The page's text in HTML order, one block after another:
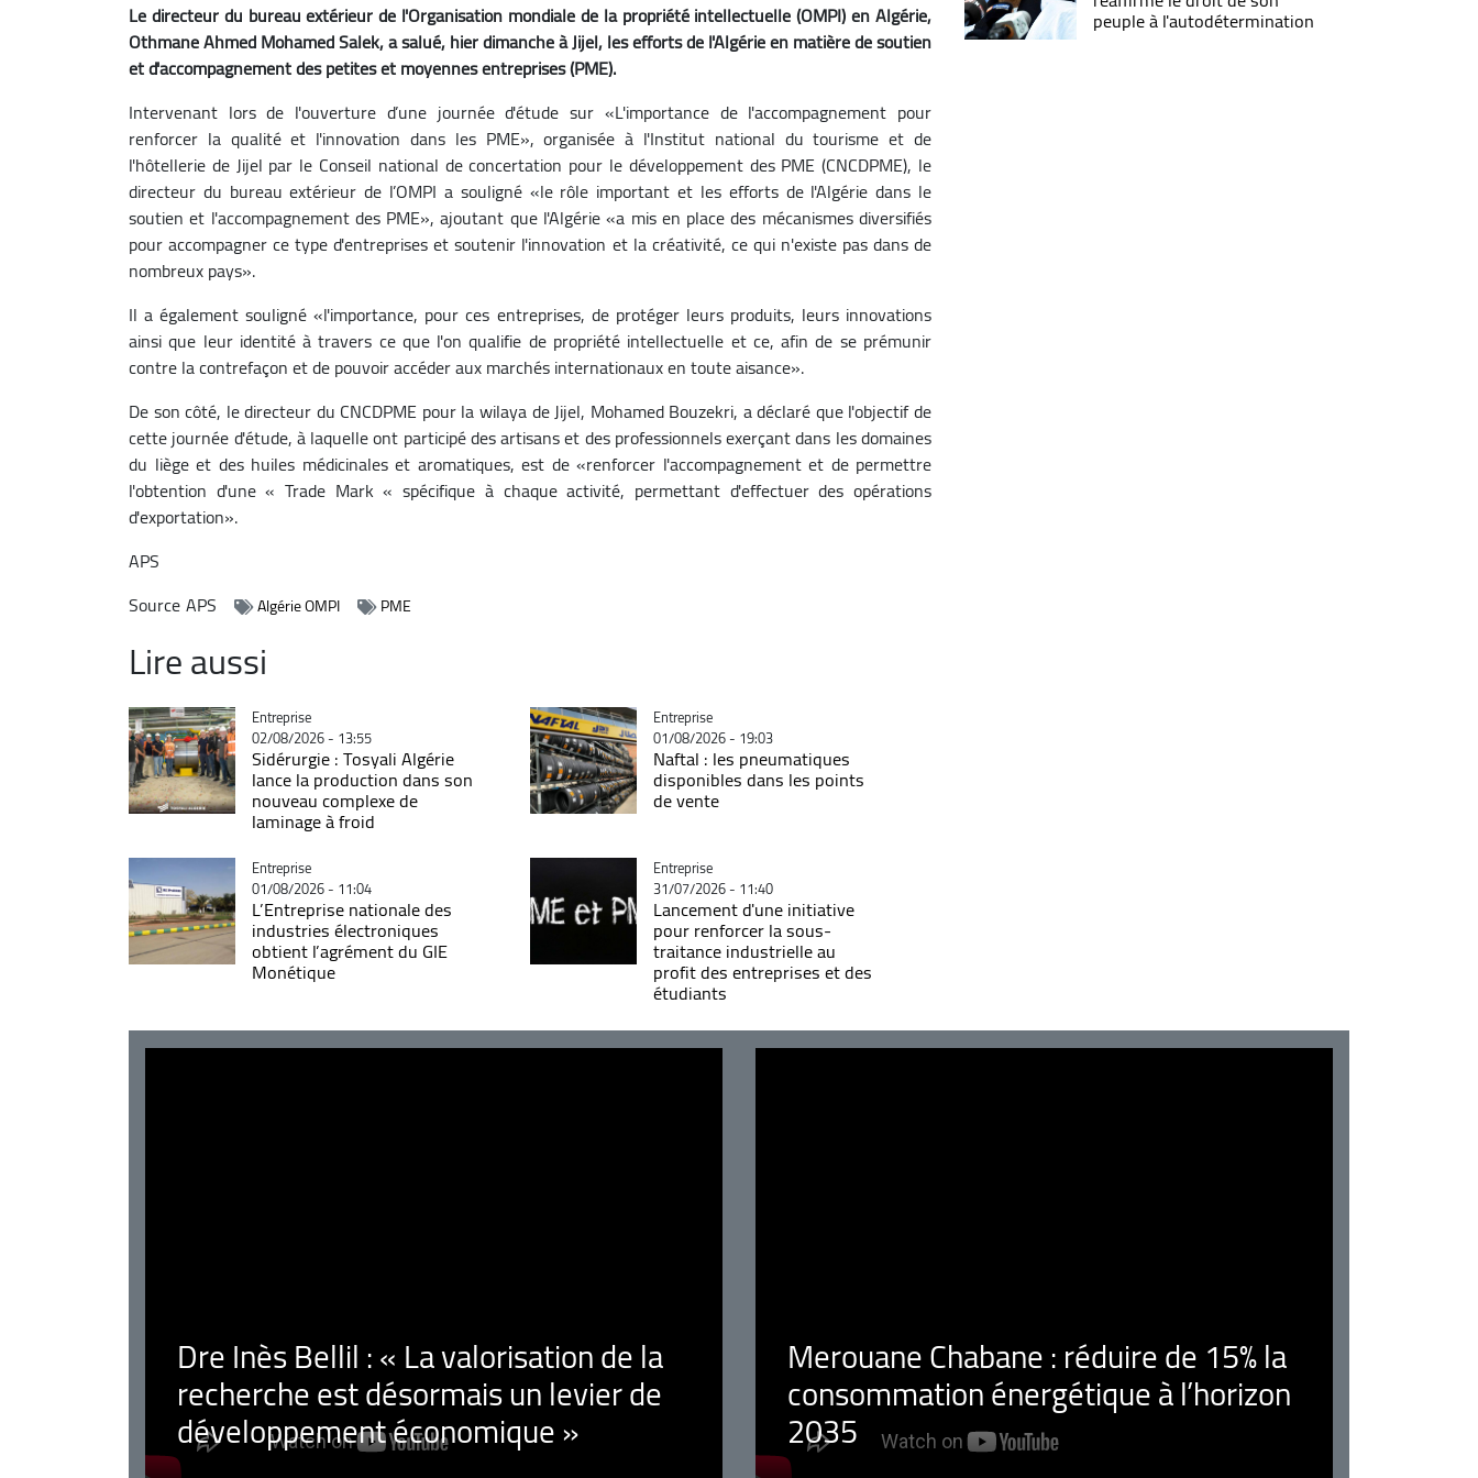
Le directeur du bureau extérieur de l'Organisation mondiale de la propriété intellectuelle (OMPI) en Algérie,
Othmane Ahmed Mohamed Salek, a salué, hier dimanche à Jijel, les efforts de l'Algérie en matière de soutien
et d'accompagnement des petites et moyennes entreprises (PME).
Intervenant lors de l'ouverture d’une journée d'étude sur «L'importance de l'accompagnement pour
renforcer la qualité et l'innovation dans les PME», organisée à l'Institut national du tourisme et de
l'hôtellerie de Jijel par le Conseil national de concertation pour le développement des PME (CNCDPME), le
directeur du bureau extérieur de l’OMPI a souligné «le rôle important et les efforts de l'Algérie dans le
soutien et l'accompagnement des PME», ajoutant que l'Algérie «a mis en place des mécanismes diversifiés
pour accompagner ce type d'entreprises et soutenir l'innovation et la créativité, ce qui n'existe pas dans de
nombreux pays».
Il a également souligné «l'importance, pour ces entreprises, de protéger leurs produits, leurs innovations
ainsi que leur identité à travers ce que l'on qualifie de propriété intellectuelle et ce, afin de se prémunir
contre la contrefaçon et de pouvoir accéder aux marchés internationaux en toute aisance».
De son côté, le directeur du CNCDPME pour la wilaya de Jijel, Mohamed Bouzekri, a déclaré que l'objectif de
cette journée d'étude, à laquelle ont participé des artisans et des professionnels exerçant dans les domaines
du liège et des huiles médicinales et aromatiques, est de «renforcer l'accompagnement et de permettre
l'obtention d'une « Trade Mark « spécifique à chaque activité, permettant d'effectuer des opérations
d'exportation».
APS
SourceAPS Algérie OMPI PME
Lire aussi
Catégorie
Entreprise
02/08/2026 - 13:55
Sidérurgie : Tosyali Algérie
lance la production dans son
nouveau complexe de
laminage à froid
Catégorie
Entreprise
01/08/2026 - 19:03
Naftal : les pneumatiques
disponibles dans les points
de vente
Catégorie
Entreprise
01/08/2026 - 11:04
L’Entreprise nationale des
industries électroniques
obtient l’agrément du GIE
Monétique
Catégorie
Entreprise
31/07/2026 - 11:40
Lancement d'une initiative
pour renforcer la sous-
traitance industrielle au
profit des entreprises et des
étudiants
peuple à l'autodétermination
Dre Inès Bellil : « La valorisation de la
recherche est désormais un levier de
développement économique »
Merouane Chabane : réduire de 15% la
consommation énergétique à l’horizon
2035